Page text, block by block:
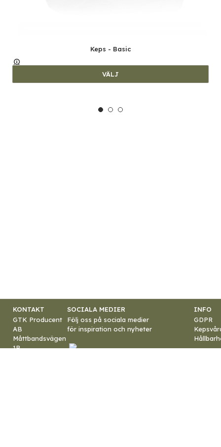
Keps - Basic
VÄLJ
KONTAKT SOCIALA MEDIER
INFO
GTK Producent
AB
Måttbandsvägen
1B
Följ oss på sociala medier
för inspiration och nyheter
GDPR